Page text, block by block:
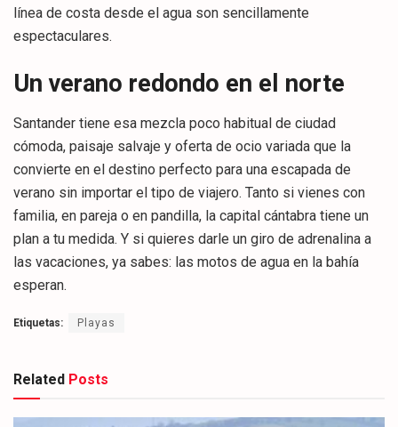
línea de costa desde el agua son sencillamente
espectaculares.
Un verano redondo en el norte
Santander tiene esa mezcla poco habitual de ciudad
cómoda, paisaje salvaje y oferta de ocio variada que la
convierte en el destino perfecto para una escapada de
verano sin importar el tipo de viajero. Tanto si vienes con
familia, en pareja o en pandilla, la capital cántabra tiene un
plan a tu medida. Y si quieres darle un giro de adrenalina a
las vacaciones, ya sabes: las motos de agua en la bahía
esperan.
Etiquetas: Playas
Related Posts